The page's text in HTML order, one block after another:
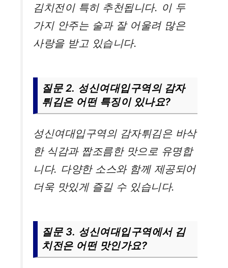
김치전이 특히 추천됩니다. 이 두
가지 안주는 술과 잘 어울려 많은
사랑을 받고 있습니다.
질문 2. 성신여대입구역의 감자
튀김은 어떤 특징이 있나요?
성신여대입구역의 감자튀김은 바삭
한 식감과 짭조름한 맛으로 유명합
니다. 다양한 소스와 함께 제공되어
더욱 맛있게 즐길 수 있습니다.
질문 3. 성신여대입구역에서 김
치전은 어떤 맛인가요?